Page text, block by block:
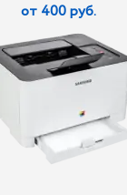
от 400 руб.